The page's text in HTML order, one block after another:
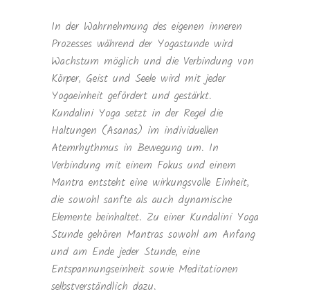
In der Wahrnehmung des eigenen inneren
Prozesses während der Yogastunde wird
Wachstum möglich und die Verbindung von
Körper, Geist und Seele wird mit jeder
Yogaeinheit gefördert und gestärkt.
Kundalini Yoga setzt in der Regel die
Haltungen (Asanas) im individuellen
Atemrhythmus in Bewegung um. In
Verbindung mit einem Fokus und einem
Mantra entsteht eine wirkungsvolle Einheit,
die sowohl sanfte als auch dynamische
Elemente beinhaltet. Zu einer Kundalini Yoga
Stunde gehören Mantras sowohl am Anfang
und am Ende jeder Stunde, eine
Entspannungseinheit sowie Meditationen
selbstverständlich dazu.